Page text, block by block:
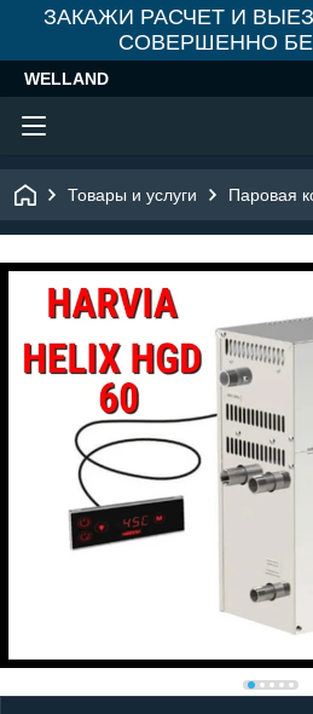
ЗАКАЖИ РАСЧЕТ И
СОВЕРШЕННО
WELLAND
Товары и услуги Паровая